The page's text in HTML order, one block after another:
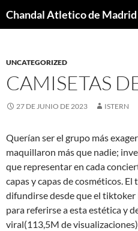
UNCATEGORIZED
CAMISETAS
27 DE JUNIO DE 2023 ISTERN
Querían ser el grupo más
maquillaron más que nadie;
que representar en cada
capas y capas de cosméticos.
difundirse desde que el
para referirse a esta estética y
viral(113,5M de